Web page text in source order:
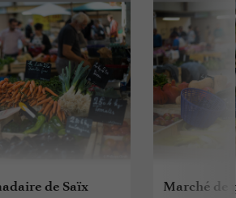
de Saïx Marché de